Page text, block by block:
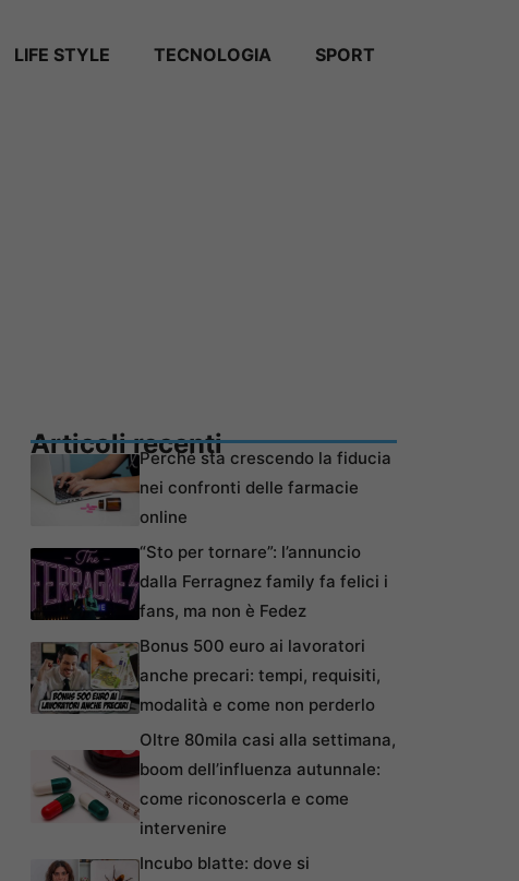
LIFE STYLE TECNOLOGIA SPORT
Articoli recentiPerché sta crescendo la fiducia
nei confronti delle farmacie
online
“Sto per tornare”: l’annuncio
dalla Ferragnez family fa felici i
fans, ma non è Fedez
Bonus 500 euro ai lavoratori
anche precari: tempi, requisiti,
modalità e come non perderlo
Oltre 80mila casi alla settimana,
boom dell’influenza autunnale:
come riconoscerla e come
intervenire
Incubo blatte: dove si